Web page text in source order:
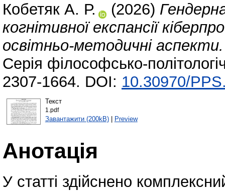
Кобетяк А. Р. (2026)
когнітивної експансії
освітньо-методичні аспекти.
Серія філософсько-
2307-1664. DOI: 10.30970/
Текст
1.pdf
Завантажити (200kB)| Preview
Анотація
У статті здійснено